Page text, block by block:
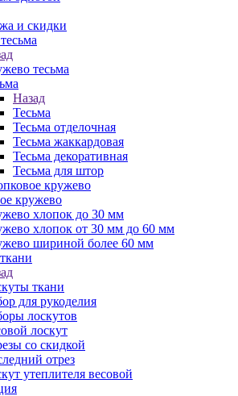
и скидки
тесьма
Назад
Тесьма
Тесьма отделочная
Тесьма жаккардовая
Тесьма декоративная
Тесьма для штор
кружево
кружево
хлопок до 30 мм
хлопок от 30 мм до 60 мм
шириной более 60 мм
ткани
для рукоделия
лоскутов
лоскут
со скидкой
отрез
утеплителя весовой